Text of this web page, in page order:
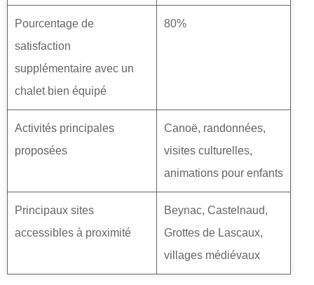
Pourcentage de
satisfaction
supplémentaire avec un
chalet bien équipé
80%
Activités principales
proposées
Canoë, randonnées,
visites culturelles,
animations pour enfants
Principaux sites
accessibles à proximité
Beynac, Castelnaud,
Grottes de Lascaux,
villages médiévaux